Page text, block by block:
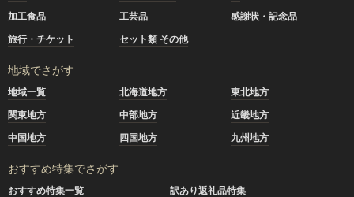
加工食品
工芸品
感謝状・記念品
旅行・チケット
セット類 その他
地域でさがす
地域一覧 北海道地方
東北地方
関東地方
中部地方
近畿地方
中国地方
四国地方 九州地方
おすすめ特集でさがす
おすすめ特集一覧
訳あり返礼品特集